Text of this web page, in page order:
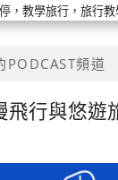
，教學旅行，旅行教
PODCAST頻道
飛行與悠遊